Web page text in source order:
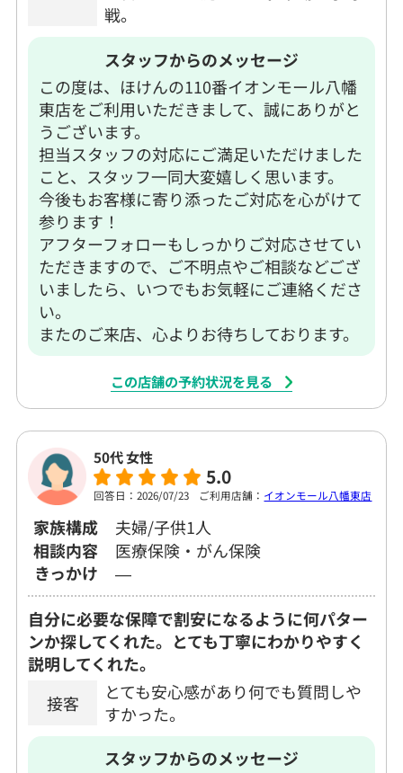
戦。
スタッフからのメッセージ
この度は、ほけんの110番イオンモール八幡
東店をご利用いただきまして、誠にありがと
うございます。
担当スタッフの対応にご満足いただけました
こと、スタッフ一同大変嬉しく思います。
今後もお客様に寄り添ったご対応を心がけて
参ります！
アフターフォローもしっかりご対応させてい
ただきますので、ご不明点やご相談などござ
いましたら、いつでもお気軽にご連絡くださ
い。
またのご来店、心よりお待ちしております。
この店舗の予約状況を見る
50代 女性
5.0
回答日：2026/07/23 ご利用店舗： イオンモール八幡東店
家族構成
夫婦/子供1人
相談内容
医療保険・がん保険
きっかけ
―
自分に必要な保障で割安になるように何パター
ンか探してくれた。とても丁寧にわかりやすく
説明してくれた。
接客
とても安心感があり何でも質問しや
すかった。
スタッフからのメッセージ